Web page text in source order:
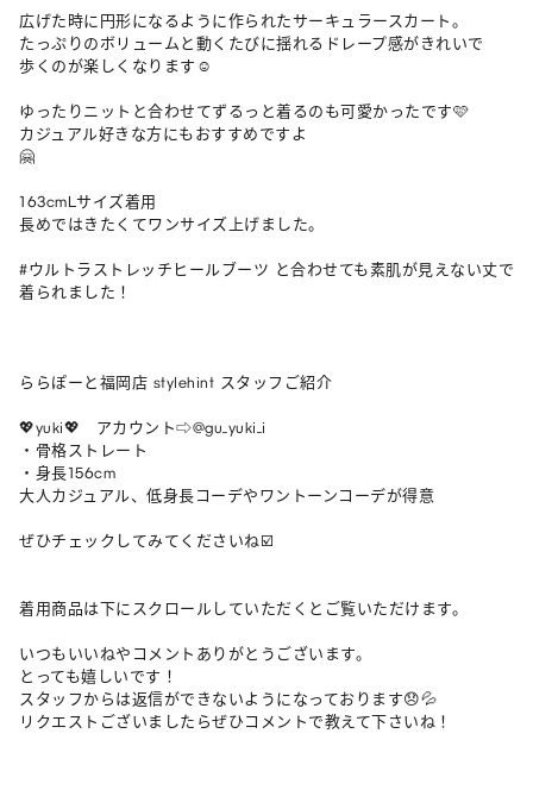
広げた時に円形になるように作られたサーキュラースカート。
たっぷりのボリュームと動くたびに揺れるドレープ感がきれいで
歩くのが楽しくなります☺️
ゆったりニットと合わせてずるっと着るのも可愛かったです🩷
カジュアル好きな方にもおすすめですよ
🤗
163cmLサイズ着用
長めではきたくてワンサイズ上げました。
#ウルトラストレッチヒールブーツ と合わせても素肌が見えない丈で
着られました！
ららぽーと福岡店 stylehint スタッフご紹介
💖yuki💖　アカウント⇨@gu_yuki_i
・骨格ストレート
・身長156cm
大人カジュアル、低身長コーデやワントーンコーデが得意
ぜひチェックしてみてくださいね☑️
着用商品は下にスクロールしていただくとご覧いただけます。
いつもいいねやコメントありがとうございます。
とっても嬉しいです！
スタッフからは返信ができないようになっております😞💦
リクエストございましたらぜひコメントで教えて下さいね！